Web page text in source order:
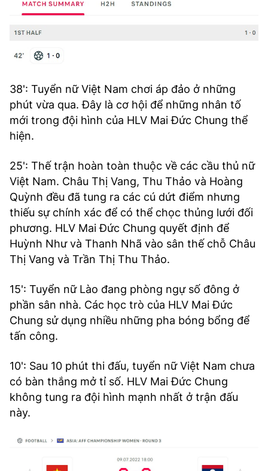
38': Tuyển nữ Việt Nam chơi áp đảo ở những
phút vừa qua. Đây là cơ hội để những nhân tố
mới trong đội hình của HLV Mai Đức Chung thể
hiện.
25': Thế trận hoàn toàn thuộc về các cầu thủ nữ
Việt Nam. Châu Thị Vang, Thu Thảo và Hoàng
Quỳnh đều đã tung ra các cú dứt điểm nhưng
thiếu sự chính xác để có thể chọc thủng lưới đối
phương. HLV Mai Đức Chung quyết định để
Huỳnh Như và Thanh Nhã vào sân thế chỗ Châu
Thị Vang và Trần Thị Thu Thảo.
15': Tuyển nữ Lào đang phòng ngự số đông ở
phần sân nhà. Các học trò của HLV Mai Đức
Chung sử dụng nhiều những pha bóng bổng để
tấn công.
10': Sau 10 phút thi đấu, tuyển nữ Việt Nam chưa
có bàn thắng mở tỉ số. HLV Mai Đức Chung
không tung ra đội hình mạnh nhất ở trận đấu
này.